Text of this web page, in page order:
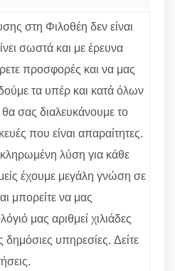
στη Φιλοθέη δεν είναι
σωστά και με έρευνα
προσφορές και να μας
τα υπέρ και κατά όλων
σας διαλευκάνουμε το
που είναι απαραίτητες.
λύση για κάθε
έχουμε μεγάλη γνώση σε
μπορείτε να μας
μας αριθμεί χιλιάδες
δημόσιες υπηρεσίες. Δείτε